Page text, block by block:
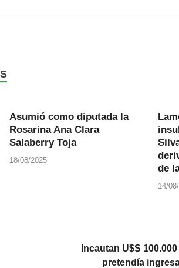
Asumió como diputada la
Rosarina Ana Clara
Salaberry Toja
18/08/2025
de
14/
Incautan U$S
pretendía